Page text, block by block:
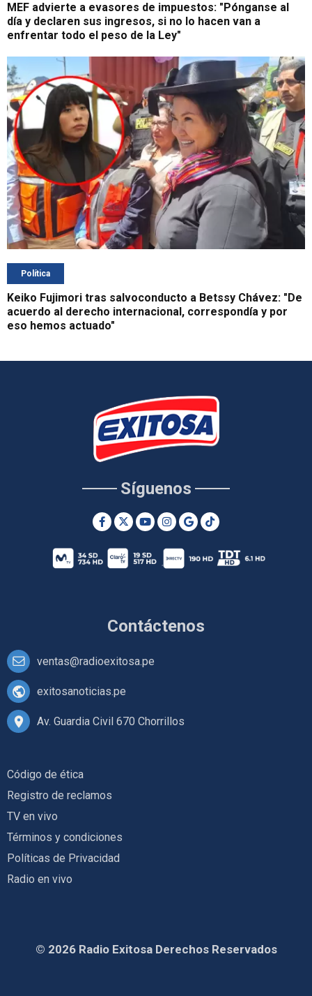
MEF advierte a evasores de impuestos: "Pónganse al
día y declaren sus ingresos, si no lo hacen van a
enfrentar todo el peso de la Ley"
Política
Keiko Fujimori tras salvoconducto a Betssy Chávez: "De
acuerdo al derecho internacional, correspondía y por
eso hemos actuado"
Contáctenos
ventas@radioexitosa.pe
exitosanoticias.pe
Av. Guardia Civil 670 Chorrillos
Síguenos
Código de ética
Registro de reclamos
TV en vivo
Términos y condiciones
Políticas de Privacidad
Radio en vivo
© 2026 Radio Exitosa Derechos Reservados